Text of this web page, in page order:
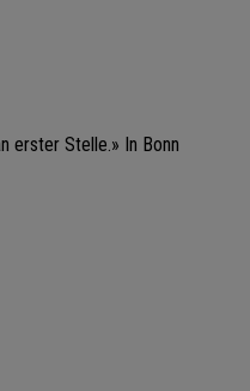
erster Stelle.» In Bonn